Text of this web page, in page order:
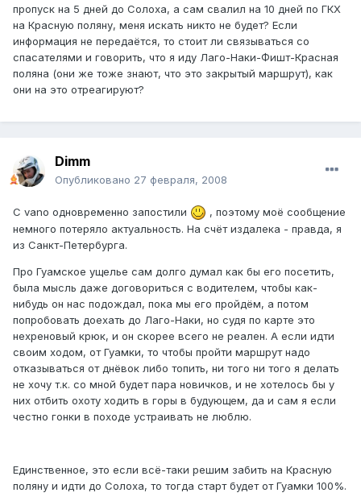
пропуск на 5 дней до Солоха, а сам свалил на 10 дней по ГКХ
на Красную поляну, меня искать никто не будет? Если
информация не передаётся, то стоит ли связываться со
спасателями и говорить, что я иду Лаго-Наки-Фишт-Красная
поляна (они же тоже знают, что это закрытый маршрут), как
они на это отреагируют?
Dimm
Опубликовано 27 февраля, 2008
С vano одновременно запостили
, поэтому моё сообщение
немного потеряло актуальность. На счёт издалека - правда, я
из Санкт-Петербурга.
Про Гуамское ущелье сам долго думал как бы его посетить,
была мысль даже договориться с водителем, чтобы как-
нибудь он нас подождал, пока мы его пройдём, а потом
попробовать доехать до Лаго-Наки, но судя по карте это
нехреновый крюк, и он скорее всего не реален. А если идти
своим ходом, от Гуамки, то чтобы пройти маршрут надо
отказываться от днёвок либо топить, ни того ни того я делать
не хочу т.к. со мной будет пара новичков, и не хотелось бы у
них отбить охоту ходить в горы в будующем, да и сам я если
честно гонки в походе устраивать не люблю.
Единственное, это если всё-таки решим забить на Красную
поляну и идти до Солоха, то тогда старт будет от Гуамки 100%.